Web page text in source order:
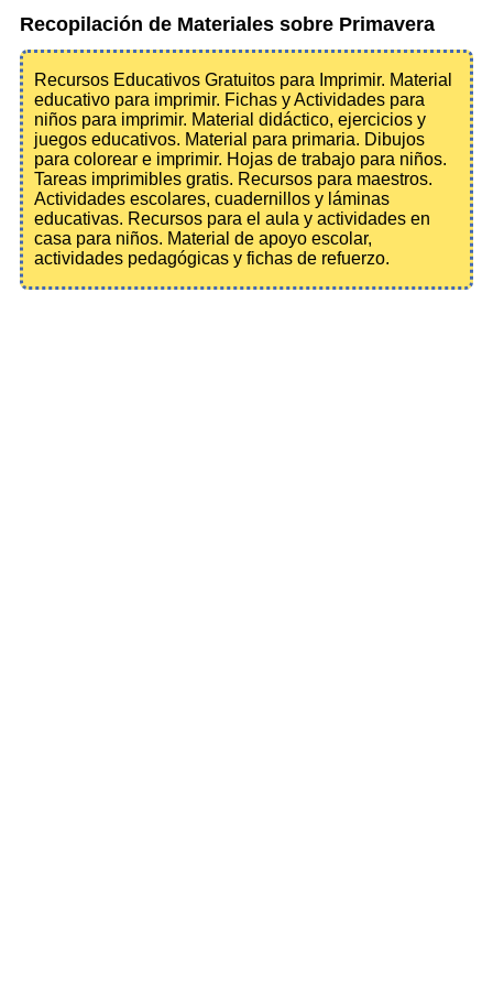
Recopilación de Materiales sobre Primavera
Recursos Educativos Gratuitos para Imprimir. Material
educativo para imprimir. Fichas y Actividades para
niños para imprimir. Material didáctico, ejercicios y
juegos educativos. Material para primaria. Dibujos
para colorear e imprimir. Hojas de trabajo para niños.
Tareas imprimibles gratis. Recursos para maestros.
Actividades escolares, cuadernillos y láminas
educativas. Recursos para el aula y actividades en
casa para niños. Material de apoyo escolar,
actividades pedagógicas y fichas de refuerzo.